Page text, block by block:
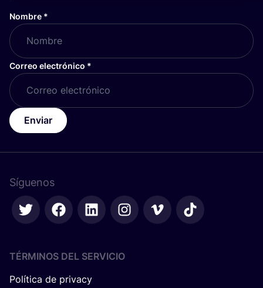
Nombre *
Correo electrónico *
Enviar
Síguenos
TÉRMINOS DEL SERVICIO
Política de privacy